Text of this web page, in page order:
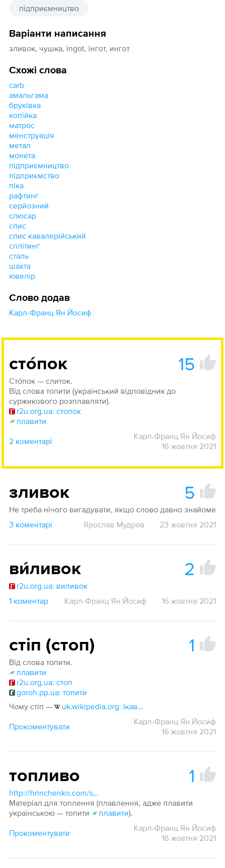
підприємництво
Варіанти написання
зливок, чушка, ingot, інгот, ингот
Схожі слова
carb
амальгама
бруківка
копійка
матрос
менструація
метал
монета
підприємництво
підприємство
піка
рафтинг
серйозний
слюсар
спис
спис кавалерійський
сплітинґ
сталь
шахта
ювелір
Слово додав
Карл-Франц Ян Йосиф
сто́пок 15
Сто́пок — слиток.
Від слова топити (український відповідник до
суржикового розплавляти).
r2u.org.ua: стопок
плавити
2 коментарі
Карл-Франц Ян Йосиф
16 жовтня 2021
зливок 5
Не треба нiчого вигадувати, якщо слово давно знайоме
3 коментарі
Ярослав Мудров 23 жовтня 2021
ви́ливок 2
r2u.org.ua: виливок
1 коментар
Карл-Франц Ян Йосиф 16 жовтня 2021
стіп (стоп) 1
Від слова топити.
плавити
r2u.org.ua: стоп
goroh.pp.ua: топити
Чому стіп —
uk.wikipedia.org: Ікавізм
Прокоментувати
Карл-Франц Ян Йосиф
16 жовтня 2021
топливо 1
http://hrinchenko.com/slovar/znachenie-slova/58971-toplyvo.html#show_point
Матеріал для топлення (плавлення, адже плавити
українською — топити
плавити).
Прокоментувати
Карл-Франц Ян Йосиф
16 жовтня 2021